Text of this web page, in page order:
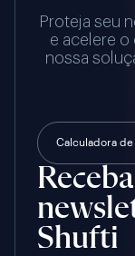
Proteja seu
e acelere
nossa
Calculadora de
Shufti